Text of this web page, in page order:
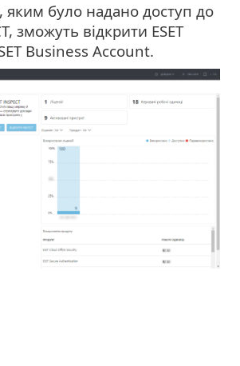
яким було надано доступ до
зможуть відкрити ESET
Business Account.